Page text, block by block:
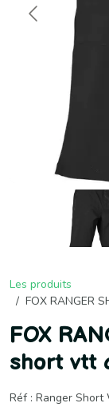
Les produits
FOX RANGER
FOX
short vtt
Réf : Ranger Short